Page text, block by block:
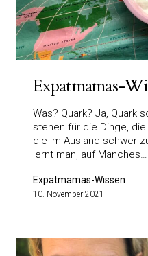
Expatmamas-
Was? Quark? Ja, Quark
stehen für die Dinge,
die im Ausland schwer
lernt man, auf Manches…
Expatmamas-Wissen
10. November 2021